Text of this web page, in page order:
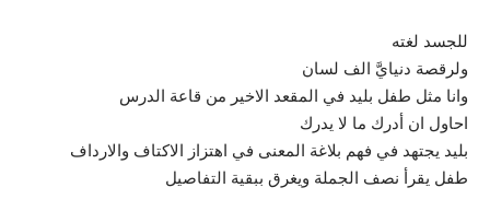
للجسد لغته
ولرقصة دنيايَّ الف لسان
وانا مثل طفل بليد في المقعد الاخير من قاعة الدرس
احاول ان أدرك ما لا يدرك
بليد يجتهد في فهم بلاغة المعنى في اهتزاز الاكتاف والارداف
طفل يقرأ نصف الجملة ويغرق ببقية التفاصيل